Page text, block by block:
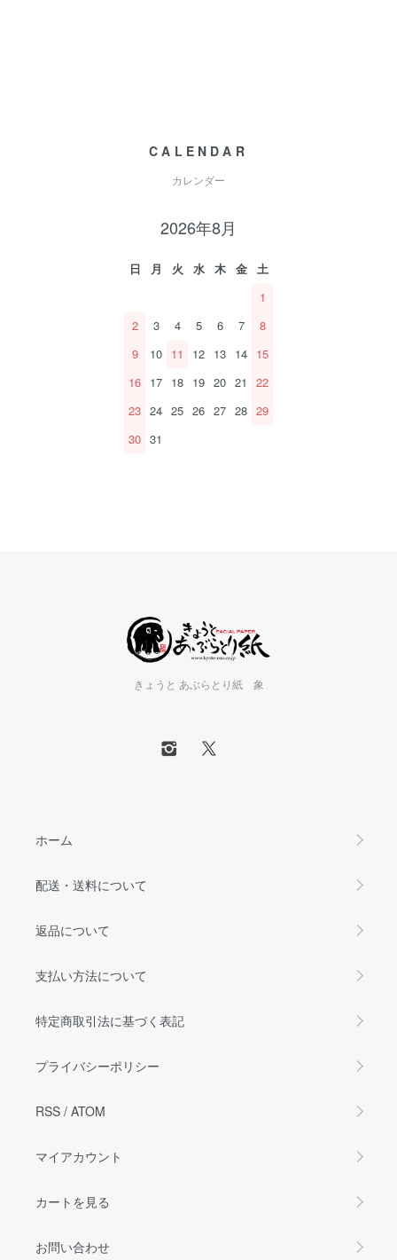
CALENDAR
カレンダー
2026年8月
日 月 火 水 木 金
土
1
2
3 4 5 6 7
8
9
10 11 12 13 14 15
16 17 18 19 20 21
22
23 24 25 26 27 28 29
30 31
きょうと あぶらとり紙 象
ホーム
配送・送料について
返品について
支払い方法について
特定商取引法に基づく表記
プライバシーポリシー
RSS / ATOM
マイアカウント
カートを見る
お問い合わせ